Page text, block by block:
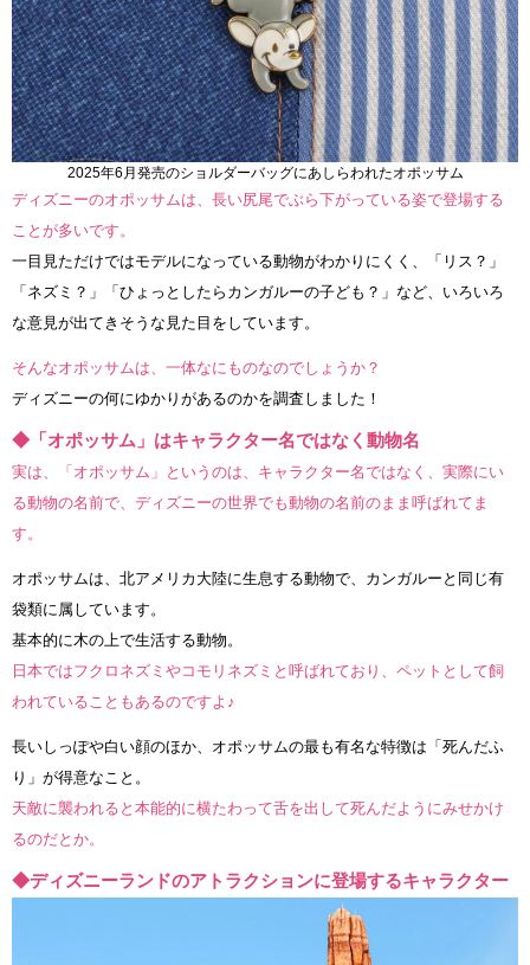
2025年6月発売のショルダーバッグにあしらわれたオポッサム
ディズニーのオポッサムは、長い尻尾でぶら下がっている姿で登場する
ことが多いです。
一目見ただけではモデルになっている動物がわかりにくく、「リス？」
「ネズミ？」「ひょっとしたらカンガルーの子ども？」など、いろいろ
な意見が出てきそうな見た目をしています。
そんなオポッサムは、一体なにものなのでしょうか？
ディズニーの何にゆかりがあるのかを調査しました！
◆「オポッサム」はキャラクター名ではなく動物名
実は、「オポッサム」というのは、キャラクター名ではなく、実際にい
る動物の名前で、ディズニーの世界でも動物の名前のまま呼ばれてま
す。
オポッサムは、北アメリカ大陸に生息する動物で、カンガルーと同じ有
袋類に属しています。
基本的に木の上で生活する動物。
日本ではフクロネズミやコモリネズミと呼ばれており、ペットとして飼
われていることもあるのですよ♪
長いしっぽや白い顔のほか、オポッサムの最も有名な特徴は「死んだふ
り」が得意なこと。
天敵に襲われると本能的に横たわって舌を出して死んだようにみせかけ
るのだとか。
◆ディズニーランドのアトラクションに登場するキャラクター